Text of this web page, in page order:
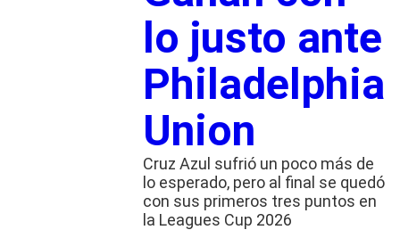
lo justo ante
Philadelphia
Union
Cruz Azul sufrió un poco más de
lo esperado, pero al final se quedó
con sus primeros tres puntos en
la Leagues Cup 2026